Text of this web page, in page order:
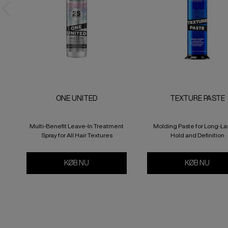
ONE UNITED
Multi-Benefit Leave-In Treatment
Spray for All Hair Textures
KØB NU
TEXTURE PASTE
Molding Paste for Long-
Hold and Definition
KØB NU